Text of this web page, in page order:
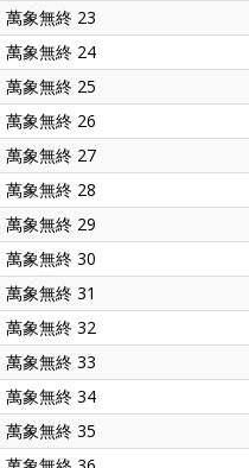
萬象無終 23
萬象無終 24
萬象無終 25
萬象無終 26
萬象無終 27
萬象無終 28
萬象無終 29
萬象無終 30
萬象無終 31
萬象無終 32
萬象無終 33
萬象無終 34
萬象無終 35